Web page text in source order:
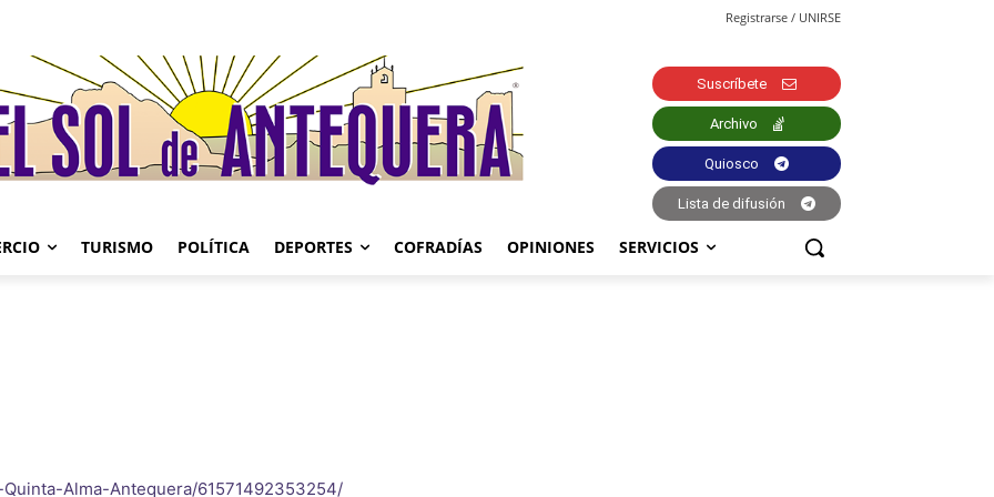
Registrarse / UNIRSE
Suscríbete
Archivo
Quiosco
Lista de difusión
TURISMO POLÍTICA DEPORTES COFRADÍAS OPINIONES SERVICIOS
Alma-Antequera/61571492353254/